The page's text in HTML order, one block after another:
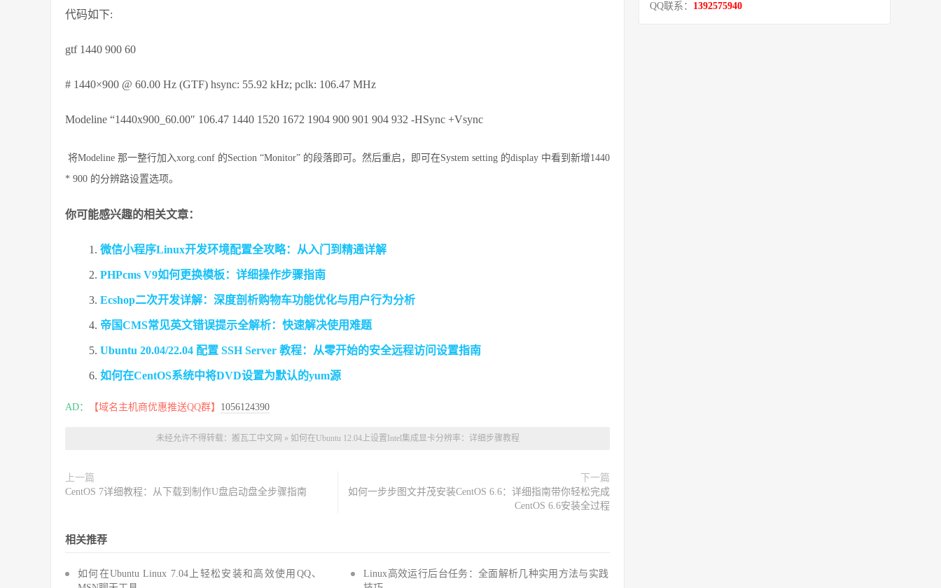
代码如下:
gtf 1440 900 60
# 1440×900 @ 60.00 Hz (GTF) hsync: 55.92 kHz; pclk: 106.47 MHz
Modeline “1440x900_60.00″ 106.47 1440 1520 1672 1904 900 901 904 932 -HSync +Vsync
将Modeline 那一整行加入xorg.conf 的Section “Monitor” 的段落即可。然后重启，即可在System setting 的display 中看到新增1440
* 900 的分辨路设置选项。
你可能感兴趣的相关文章：
微信小程序Linux开发环境配置全攻略：从入门到精通详解
PHPcms V9如何更换模板：详细操作步骤指南
Ecshop二次开发详解：深度剖析购物车功能优化与用户行为分析
帝国CMS常见英文错误提示全解析：快速解决使用难题
Ubuntu 20.04/22.04 配置 SSH Server 教程：从零开始的安全远程访问设置指南
如何在CentOS系统中将DVD设置为默认的yum源
AD： 【域名主机商优惠推送QQ群】 1056124390
未经允许不得转载： 搬瓦工中文网 » 如何在Ubuntu 12.04上设置Intel集成显卡分辨率：详细步骤教程
上一篇
CentOS 7详细教程：从下载到制作U盘启动盘全步骤指南
下一篇
如何一步步图文并茂安装CentOS 6.6：详细指南带你轻松完成
CentOS 6.6安装全过程
相关推荐
如何在Ubuntu Linux 7.04上轻松安装和高效使用QQ、
Linux高效运行后台任务：全面解析几种实用方法与实践
QQ联系： 1392575940